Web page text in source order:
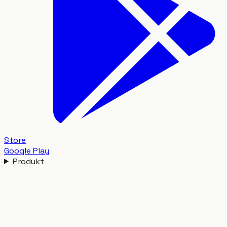
Store
Google Play
Produkt